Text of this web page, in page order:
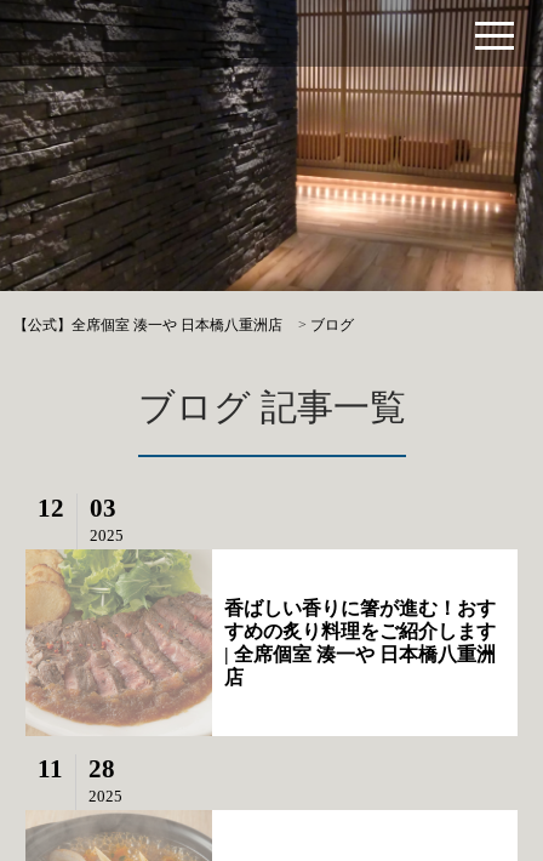
【公式】全席個室 湊一や 日本橋八重洲店 > ブログ
ブログ 記事一覧
12 03
2025
香ばしい香りに箸が進む！おす
すめの炙り料理をご紹介します
| 全席個室 湊一や 日本橋八重洲
店
11 28
2025